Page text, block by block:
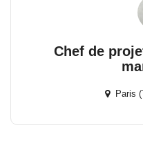
Chef de
Paris